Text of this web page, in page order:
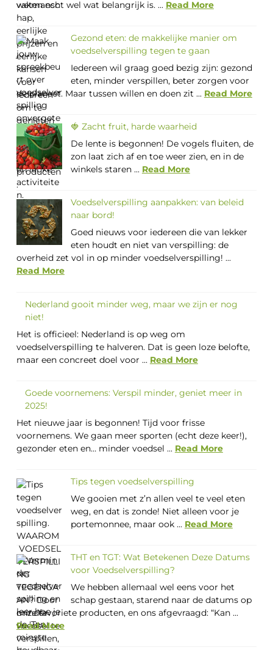
weten echt wel wat belangrijk is. ... Read More
Gezond eten: de makkelijke manier om
voedselverspilling tegen te gaan
Iedereen wil graag goed bezig zijn: gezond
eten, minder verspillen, beter zorgen voor
de planeet. Maar tussen willen en doen zit ... Read More
🍓 Zacht fruit, harde waarheid
De lente is begonnen! De vogels fluiten, de
zon laat zich af en toe weer zien, en in de
winkels staren ... Read More
Voedselverspilling aanpakken: van beleid
naar bord!
Goed nieuws voor iedereen die van lekker
eten houdt en niet van verspilling: de
overheid zet vol in op minder voedselverspilling! ...
Read More
Nederland gooit minder weg, maar we zijn er nog
niet!
Het is officieel: Nederland is op weg om
voedselverspilling te halveren. Dat is geen loze belofte,
maar een concreet doel voor ... Read More
Goede voornemens: Verspil minder, geniet meer in
2025!
Het nieuwe jaar is begonnen! Tijd voor frisse
voornemens. We gaan meer sporten (echt deze keer!),
gezonder eten en… minder voedsel ... Read More
Tips tegen voedselverspilling
We gooien met z’n allen veel te veel eten
weg, en dat is zonde! Niet alleen voor je
portemonnee, maar ook ... Read More
THT en TGT: Wat Betekenen Deze Datums
voor Voedselverspilling?
We hebben allemaal wel eens voor het
schap gestaan, starend naar de datums op
onze favoriete producten, en ons afgevraagd: “Kan ...
Read More